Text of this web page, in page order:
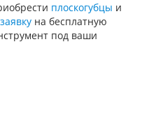
плоскогубцы и
на бесплатную
под ваши